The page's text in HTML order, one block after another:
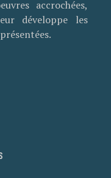
accrochées,
développe les